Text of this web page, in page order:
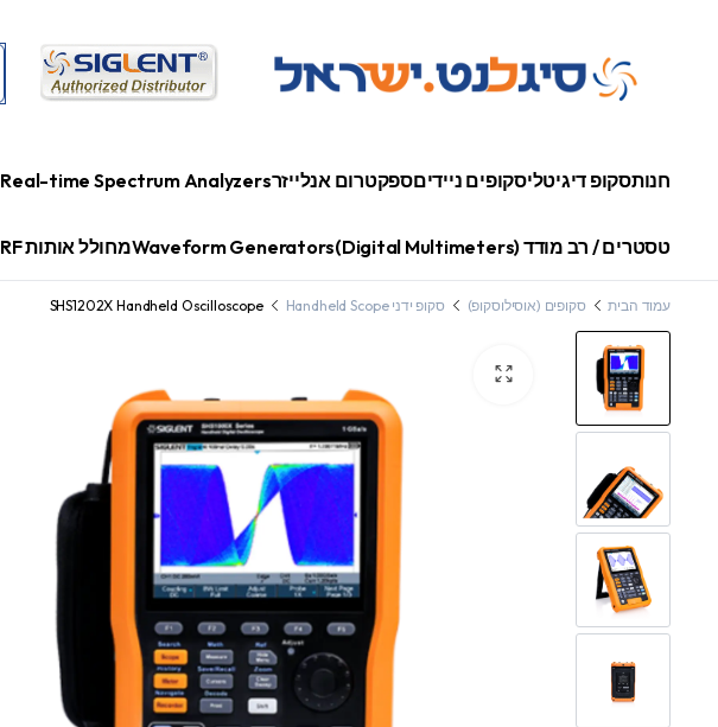
חנותסקופ דיגיטליסקופים ניידיםספקטרום אנלייזרReal-time Spectrum Analyzers
טסטרים / רב מודד (Digital Multimeters) Waveform Generatorsמחולל אותות RF
עמוד הבית סקופים (אוסילוסקופ) סקופ ידני Handheld Scope SHS1202X Handheld Oscilloscope